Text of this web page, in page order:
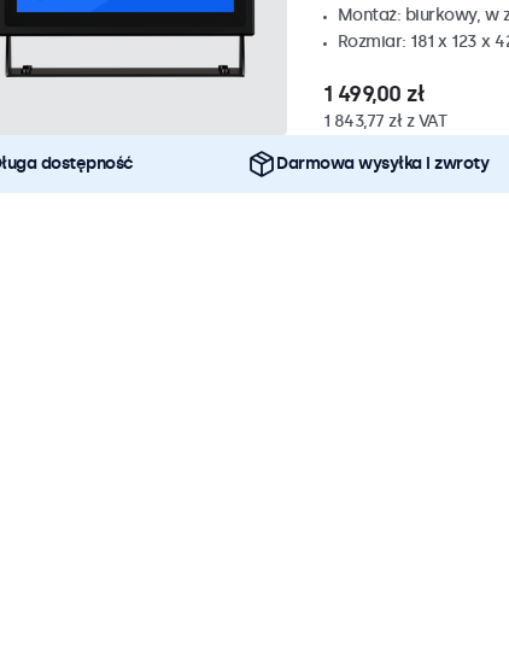
Montaż: biurkowy, w
Rozmiar: 181 x 123 x
1 499,00 zł
1 843,77 zł z VAT
dostępność Darmowa wysyłka i zwroty